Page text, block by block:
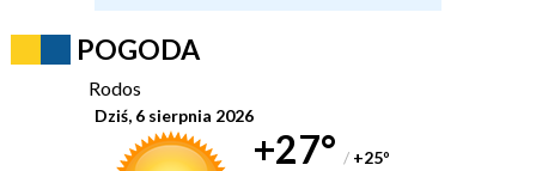
POGODA
Rodos
Dziś, 6 sierpnia 2026
+27° / +25°